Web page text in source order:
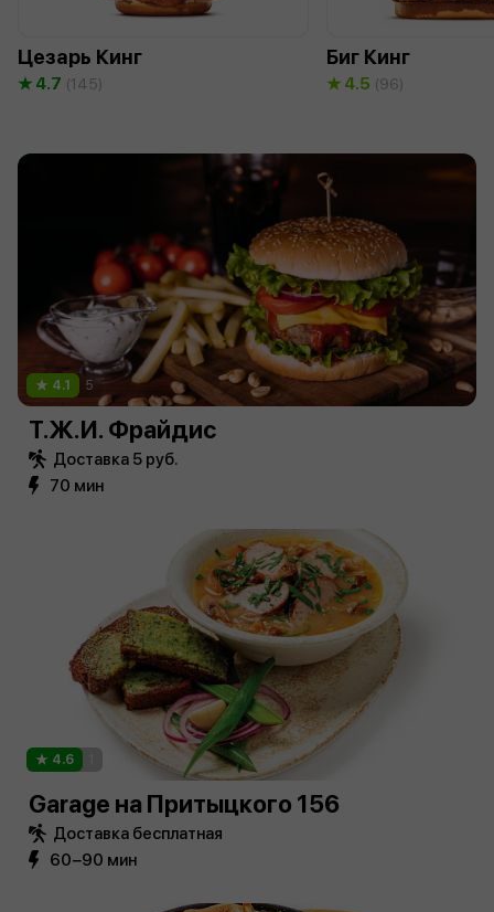
Цезарь Кинг
4.7 (145)
Биг Кинг
4.5 (96)
4.1 5
Т.Ж.И. Фрайдис
Доставка 5 руб.
70 мин
4.6
Garage на Притыцкого 156
Доставка бесплатная
60−90 мин